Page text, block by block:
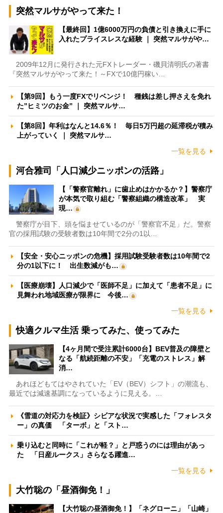
突然マルサがやって来た！
【最終回】1億6000万円の負債と引き換えに手に
入れたプライスレスな経験 ｜ 突然マルサがや…
2009年12月に発行された元FXトレーダー・磯貝清明氏の著書
『突然マルサがやって来た！～FXで10億円稼い…
【第9回】もう一度FXでリベンジ！ 種銭は差し押さえを免れ
た”ヒミツのお金” ｜ 突然マルサ…
【第8回】年利はなんと14.6％！ 毎日5万円超の延滞税が積み
上がっていく ｜ 突然マルサ…
一覧を見る
河合雅司「人口減少ニッポンの活路」
【「警察官離れ」に歯止めはかかるか？】警察庁
が本気で取り組む「警察組織の構造改革」 実
現…
警察庁が目下、頭を悩ませているのが「警察官不足」だ。警察
官の採用試験の受験者数は10年間で2分の1以…
【安全・安心ニッポンの危機】採用試験受験者数は10年間で2
分の1以下に！ 出生数減がも…
【医療崩壊】人口減少で「医師不足」に加えて「患者不足」に
見舞われ地域医療が限界に 今後…
一覧を見る
快適クルマ生活 乗ってみた、使ってみた
【4ヶ月間で受注累計6000台】BEV普及の障壁と
なる「航続距離の不安」「充電のストレス」解
消…
あれほどもてはやされていた「EV（BEV）シフト」の潮流も、
最近では減速基調になっているように見える。…
《雪道の対応力を検証》シビアな状況で実感した「フォレスタ
ー」の真価 「ターボ」と「スト…
乗り込むと同時に「これが軽？」と戸惑うのには理由があっ
た 「日産ルークス」さらなる躍進…
一覧を見る
大竹聡の「昼酒御免！」
【大竹聡の昼酒御免！】「ネグローニ」「山崎」